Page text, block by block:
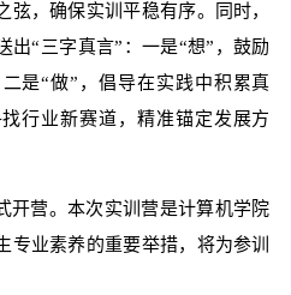
，确保实训平稳有序。同时，
出“三字真言”：一是“想”，鼓励
是“做”，倡导在实践中积累真
行业新赛道，精准锚定发展方
开营。本次实训营是计算机学院
专业素养的重要举措，将为参训